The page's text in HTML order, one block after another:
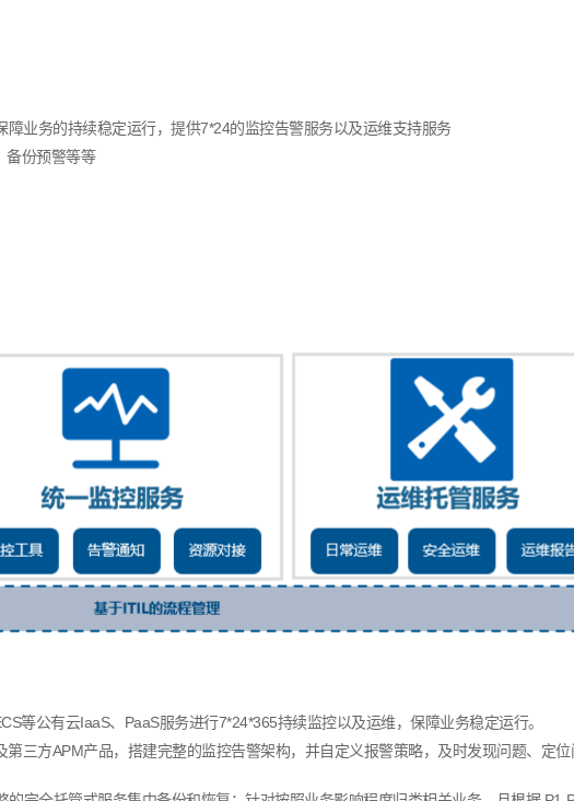
障业务的持续稳定运行，提供7*24的监控告警服务以及运维支持服务
备份预警等等
等公有云IaaS、 PaaS服务进行7*24*365持续监控以及运维，保障业务稳定运行。
第三方APM产品，搭建完整的监控告警架构，并自定义报警策略，及时发现问题、定